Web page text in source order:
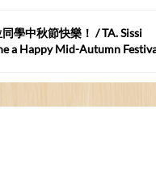
的Google Home...
學中秋節快樂！ / TA. Sissi
a Happy Mid-Autumn
Tired of Looking at the